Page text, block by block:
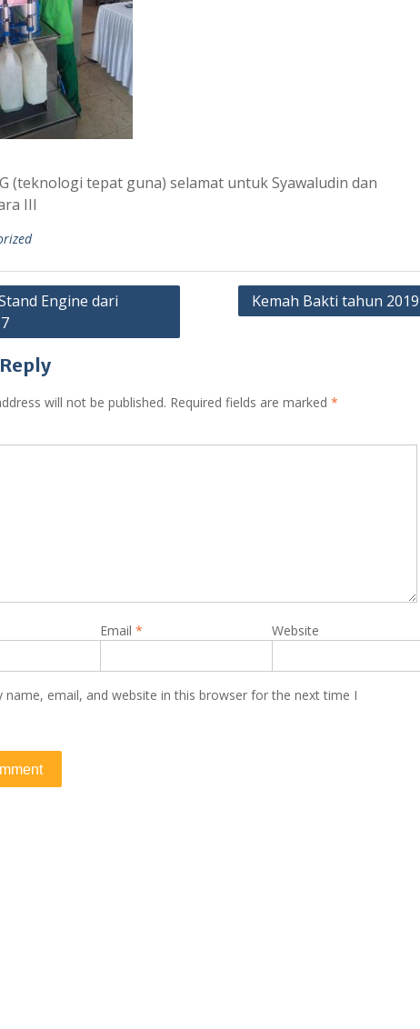
(teknologi tepat guna) selamat untuk Syawaludin dan
III
Engine dari
Kemah Bakti tahun 2019